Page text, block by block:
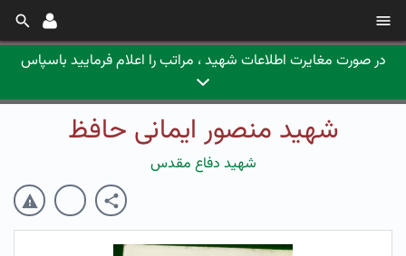
در صورت مغایرت اطلاعات شهید ، مراتب را اعلام فرمایید باسپاس
شهید منصور ایمانی حافظ
شهید دفاع مقدس